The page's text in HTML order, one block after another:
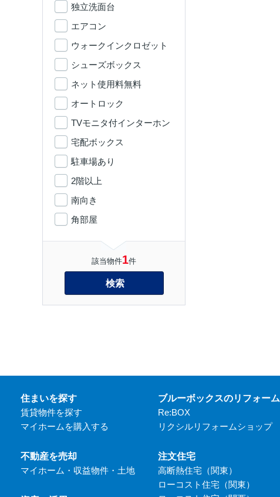
独立洗面台
エアコン
ウォークインクロゼット
シューズボックス
ネット使用料無料
オートロック
TVモニタ付インターホン
宅配ボックス
駐車場あり
2階以上
南向き
角部屋
該当物件1件
検索
住まいを探す
賃貸物件を探す
マイホームを購入する
不動産を売却
マイホーム・収益物件・土地
ブルーボックスのリフォーム
Re:BOX
リクシルリフォームショップ
注文住宅
高断熱住宅（関東）
ローコスト住宅（関東）